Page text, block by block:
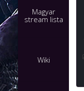
Magyar
stream lista
Wiki